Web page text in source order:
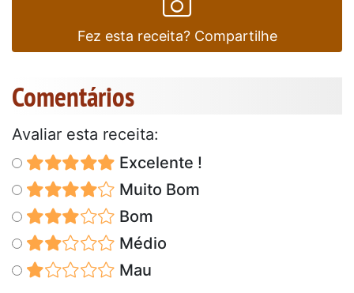
Fez esta receita? Compartilhe
Comentários
Avaliar esta receita:
Excelente !
Muito Bom
Bom
Médio
Mau